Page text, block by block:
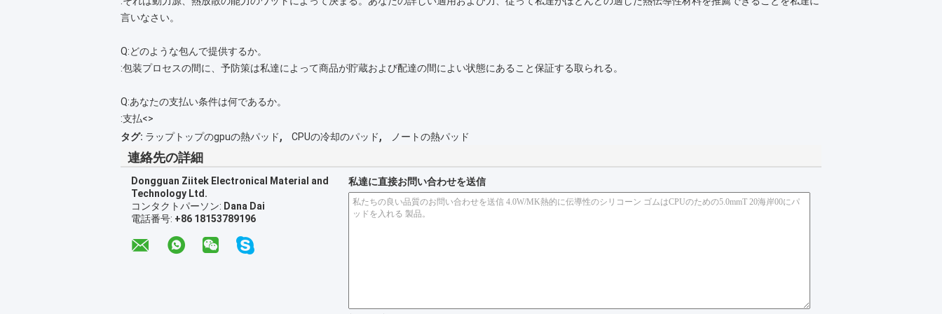
言いなさい。
Q:どのような包んで提供するか。
:包装プロセスの間に、予防策は私達によって商品が貯蔵および配達の間によい状態にあること保証する取られる。
Q:あなたの支払い条件は何であるか。
:支払<>
タグ: ラップトップのgpuの熱パッド, CPUの冷却のパッド, ノートの熱パッド
連絡先の詳細
Dongguan Ziitek Electronical Material and
Technology Ltd.
コンタクトパーソン: Dana Dai
電話番号: +86 18153789196
私達に直接お問い合わせを送信